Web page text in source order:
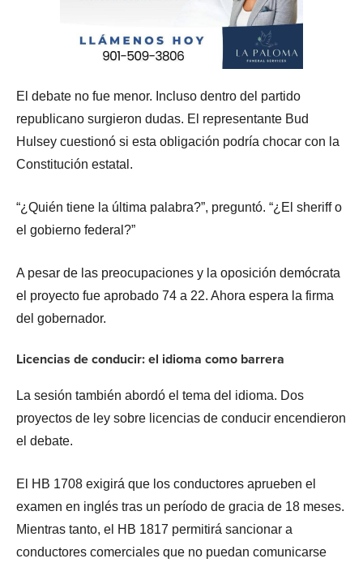
El debate no fue menor. Incluso dentro del partido
republicano surgieron dudas. El representante Bud
Hulsey cuestionó si esta obligación podría chocar con la
Constitución estatal.
“¿Quién tiene la última palabra?”, preguntó. “¿El sheriff o
el gobierno federal?”
A pesar de las preocupaciones y la oposición demócrata
el proyecto fue aprobado 74 a 22. Ahora espera la firma
del gobernador.
Licencias de conducir: el idioma como barrera
La sesión también abordó el tema del idioma. Dos
proyectos de ley sobre licencias de conducir encendieron
el debate.
El HB 1708 exigirá que los conductores aprueben el
examen en inglés tras un período de gracia de 18 meses.
Mientras tanto, el HB 1817 permitirá sancionar a
conductores comerciales que no puedan comunicarse